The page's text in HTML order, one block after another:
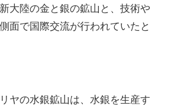
大陸の金と銀の鉱山と、技術や
面で国際交流が行われていたと
ヤの水銀鉱山は、水銀を生産す